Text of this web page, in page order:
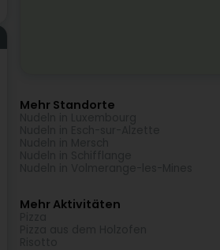
Mehr Standorte
Mehr Aktivitäten